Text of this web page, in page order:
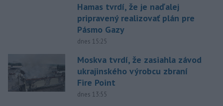
Hamas tvrdí, že je naďalej
pripravený realizovať plán pre
Pásmo Gazy
dnes 15:25
Moskva tvrdí, že zasiahla závod
ukrajinského výrobcu zbraní
Fire Point
dnes 13:55